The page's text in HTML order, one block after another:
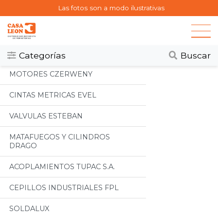
Las fotos son a modo ilustrativas
Categorías Buscar
Categorias
Todos
MOTORES CZERWENY
CINTAS METRICAS EVEL
VALVULAS ESTEBAN
MATAFUEGOS Y CILINDROS
DRAGO
ACOPLAMIENTOS TUPAC S.A.
CEPILLOS INDUSTRIALES FPL
SOLDALUX